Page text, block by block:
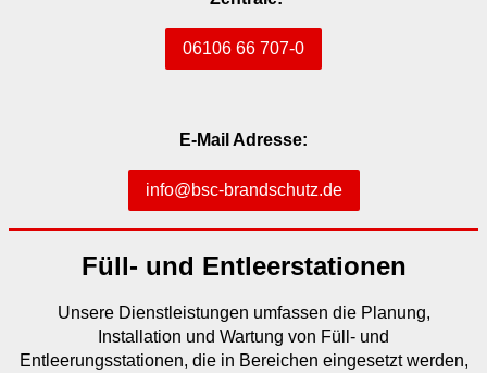
06106 66 707-0
E-Mail Adresse:
info@bsc-brandschutz.de
Füll- und Entleerstationen
Unsere Dienstleistungen umfassen die Planung,
Installation und Wartung von Füll- und
Entleerungsstationen, die in Bereichen eingesetzt werden,